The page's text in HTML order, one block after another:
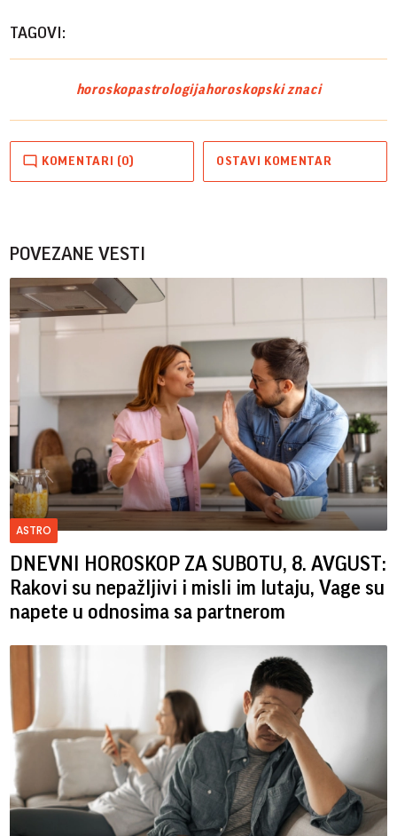
TAGOVI:
horoskopastrologijahoroskopski znaci
KOMENTARI (0) OSTAVI KOMENTAR
POVEZANE VESTI
ASTRO
DNEVNI HOROSKOP ZA SUBOTU, 8. AVGUST:
Rakovi su nepažljivi i misli im lutaju, Vage su
napete u odnosima sa partnerom